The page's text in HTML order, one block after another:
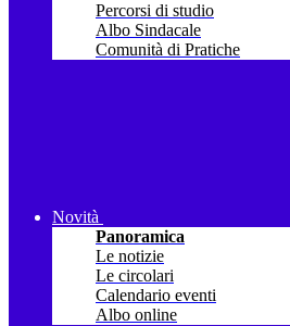
Percorsi di studio
Albo Sindacale
Comunità di Pratiche
Novità
Panoramica
Le notizie
Le circolari
Calendario eventi
Albo online